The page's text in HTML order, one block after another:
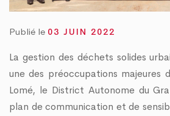
Publié le 03 JUIN 2022
La gestion des déchets solides
une des préoccupations majeures
Lomé, le District Autonome du
plan de communication et de